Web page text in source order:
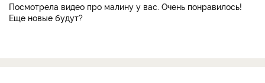
Посмотрела видео про малину у вас. Очень понравилось!
Еще новые будут?